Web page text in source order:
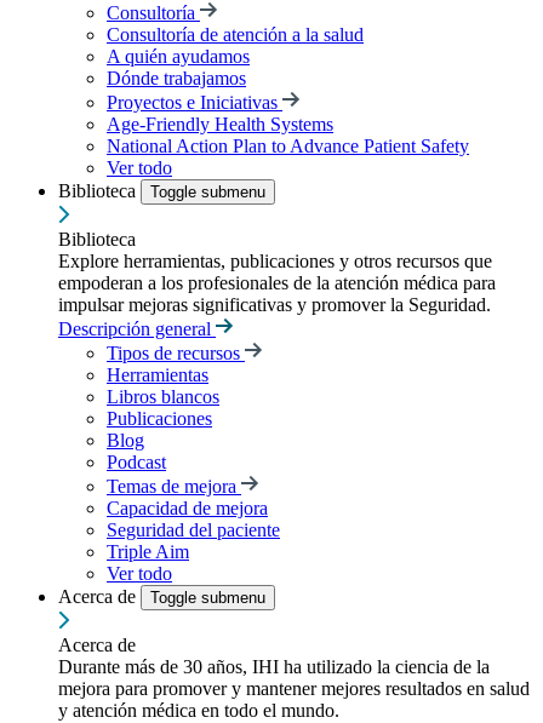
Consultoría
Consultoría de atención a la salud
A quién ayudamos
Dónde trabajamos
Proyectos e Iniciativas
Age-Friendly Health Systems
National Action Plan to Advance Patient Safety
Ver todo
Biblioteca
Toggle submenu
Biblioteca
Explore herramientas, publicaciones y otros recursos que
empoderan a los profesionales de la atención médica para
impulsar mejoras significativas y promover la Seguridad.
Descripción general
Tipos de recursos
Herramientas
Libros blancos
Publicaciones
Blog
Podcast
Temas de mejora
Capacidad de mejora
Seguridad del paciente
Triple Aim
Ver todo
Acerca de
Toggle submenu
Acerca de
Durante más de 30 años, IHI ha utilizado la ciencia de la
mejora para promover y mantener mejores resultados en salud
y atención médica en todo el mundo.